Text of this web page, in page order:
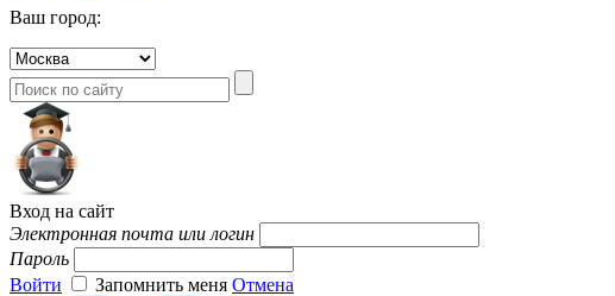
Ваш город:
Вход на сайт
Электронная почта или логин
Пароль
Войти
Запомнить меня Отмена